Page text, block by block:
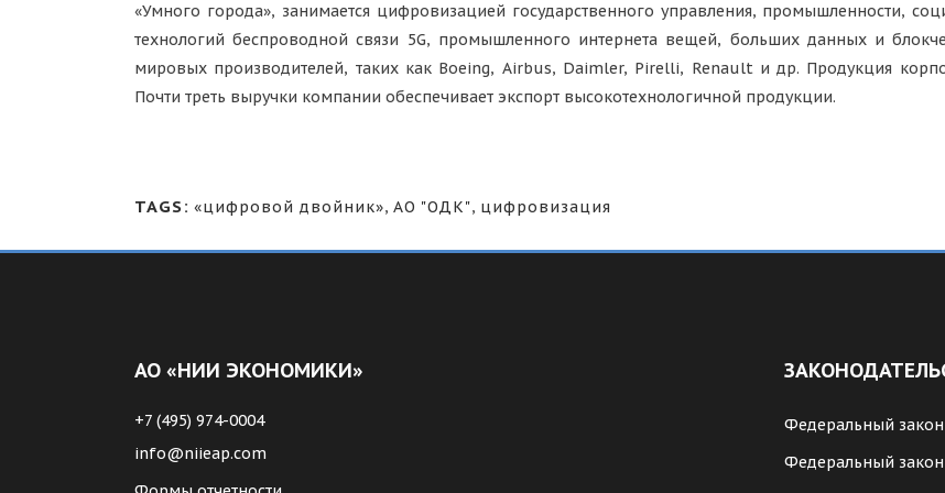
«Умного города», занимается цифровизацией государственного управления, промышленности,
технологий беспроводной связи 5G, промышленного интернета вещей, больших данных и
мировых производителей, таких как Boeing, Airbus, Daimler, Pirelli, Renault и др. Продукция
Почти треть выручки компании обеспечивает экспорт высокотехнологичной продукции.
TAGS: «цифровой двойник», АО "ОДК", цифровизация
АО «НИИ ЭКОНОМИКИ»
+7 (495) 974-0004
info@niieap.com
Федеральный
Федеральный